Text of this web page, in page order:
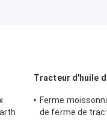
Tracteur d'huile
Ferme
de ferme de